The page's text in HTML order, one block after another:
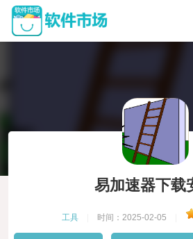
易加速器下载
工具 时间：2025-02-05